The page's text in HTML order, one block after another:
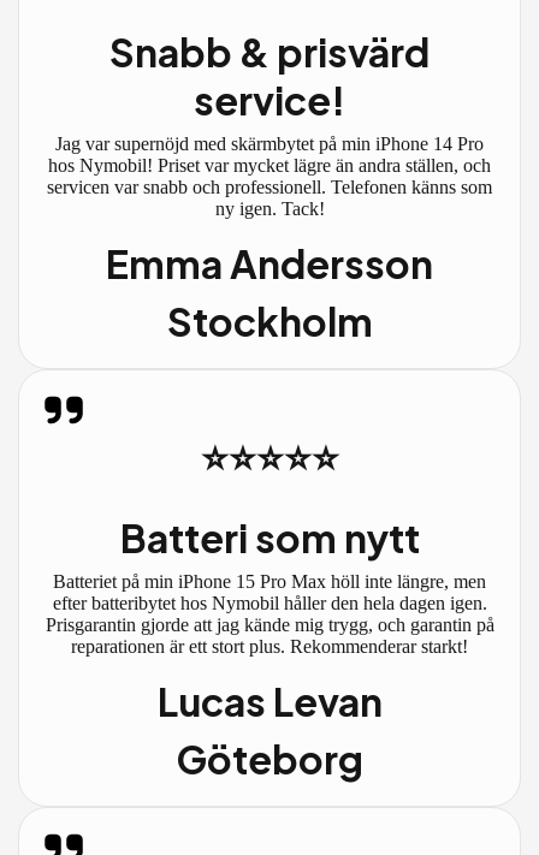
Snabb & prisvärd
service!
Jag var supernöjd med skärmbytet på min iPhone 14 Pro
hos Nymobil! Priset var mycket lägre än andra ställen, och
servicen var snabb och professionell. Telefonen känns som
ny igen. Tack!
Emma Andersson
Stockholm
⭐⭐⭐⭐⭐
Batteri som nytt
Batteriet på min iPhone 15 Pro Max höll inte längre, men
efter batteribytet hos Nymobil håller den hela dagen igen.
Prisgarantin gjorde att jag kände mig trygg, och garantin på
reparationen är ett stort plus. Rekommenderar starkt!
Lucas Levan
Göteborg